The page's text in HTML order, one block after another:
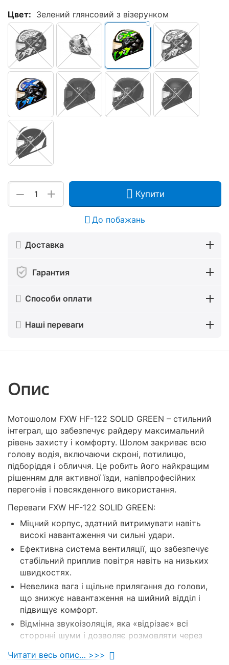
Цвет: Зелений глянсовий з візерунком
+
− Купити
До побажань
Доставка
Гарантия
Способи оплати
Наші переваги
Опис
Мотошолом FXW HF-122 SOLID GREEN – стильний
інтеграл, що забезпечує райдеру максимальний
рівень захисту і комфорту. Шолом закриває всю
голову водія, включаючи скроні, потилицю,
підборіддя і обличчя. Це робить його найкращим
рішенням для активної їзди, напівпрофесійних
перегонів і повсякденного використання.
Переваги FXW HF-122 SOLID GREEN:
Міцний корпус, здатний витримувати навіть
високі навантаження чи сильні удари.
Ефективна система вентиляції, що забезпечує
стабільний приплив повітря навіть на низьких
швидкостях.
Невелика вага і щільне прилягання до голови,
що знижує навантаження на шийний відділ і
підвищує комфорт.
Відмінна звукоізоляція, яка «відрізає» всі
сторонні шуми і дозволяє розмовляти через
Продумана конструкція «черепашки», що
Читати весь опис… >>>